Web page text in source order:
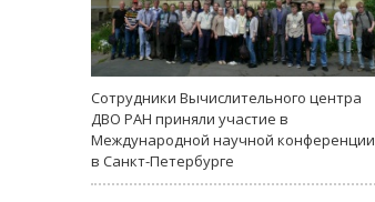
Сотрудники Вычислительного центра
ДВО РАН приняли участие в
Международной научной конференции
в Санкт-Петербурге